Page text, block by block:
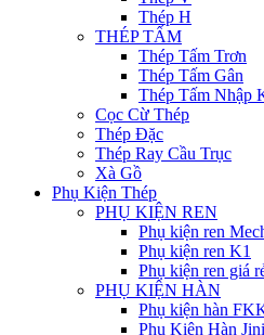
Thép H
THÉP TẤM
Thép Tấm Trơn
Thép Tấm Gân
Thép Tấm Nhập
Cọc Cừ Thép
Thép Đặc
Thép Ray Cầu Trục
Xà Gồ
Phụ Kiện Thép
PHỤ KIỆN REN
Phụ kiện ren
Phụ kiện ren K1
Phụ kiện ren giá
PHỤ KIỆN HÀN
Phụ kiện hàn
Phụ Kiện Hàn